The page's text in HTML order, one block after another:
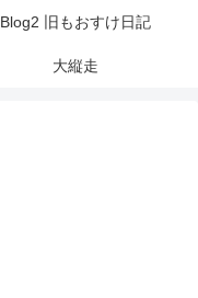
Blog2 旧もおすけ日記
大縦走